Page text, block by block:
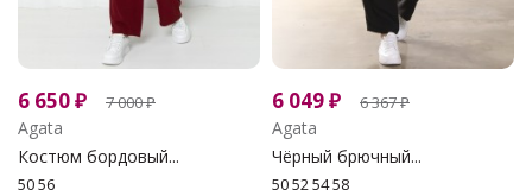
6 650₽ 7 000₽
Agata
Костюм бордовый...
50 56
6 049₽ 6 367₽
Agata
Чёрный брючный...
50 52 54 58